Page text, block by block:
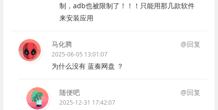
制，adb也被限制了！！！只能用那几款软件
来安装应用
马化腾 @回复
2025-06-05 13:01:07
为什么没有 蓝奏网盘 ？
随便吧 @回复
2025-12-31 17:42:07